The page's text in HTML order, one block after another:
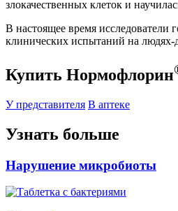
злокачественных клеток и
В настоящее время исследователи
клинических испытаний на людях-
Купить Нормофлорин
У представителя В аптеке
Узнать больше
Нарушение микробиоты